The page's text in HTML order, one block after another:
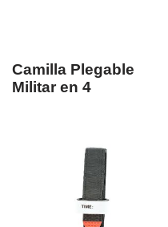
Camilla Plegable
Militar en 4